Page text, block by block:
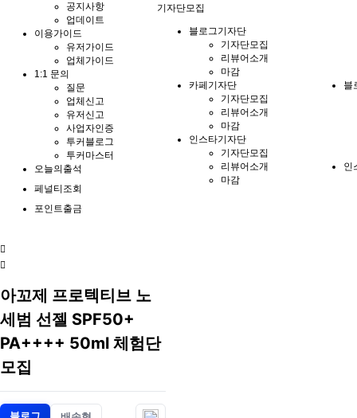
공지사항
업데이트
이용가이드
유저가이드
업체가이드
1:1 문의
질문
업체신고
유저신고
사업자인증
투커블로그
투커마스터
오늘의출석
페널티조회
포인트출금
기자단모집
블로그기자단
기자단모집
리뷰어소개
마감
카페기자단
기자단모집
리뷰어소개
마감
인스타기자단
기자단모집
리뷰어소개
마감
블
인
아꼬제 프로텍티브 노
세범 선젤 SPF50+
PA++++ 50ml 체험단
모집